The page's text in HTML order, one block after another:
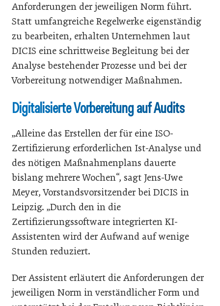
Anforderungen der jeweiligen Norm führt.
Statt umfangreiche Regelwerke eigenständig
zu bearbeiten, erhalten Unternehmen laut
DICIS eine schrittweise Begleitung bei der
Analyse bestehender Prozesse und bei der
Vorbereitung notwendiger Maßnahmen.
Digitalisierte Vorbereitung auf Audits
„Alleine das Erstellen der für eine ISO-
Zertifizierung erforderlichen Ist-Analyse und
des nötigen Maßnahmenplans dauerte
bislang mehrere Wochen“, sagt Jens-Uwe
Meyer, Vorstandsvorsitzender bei DICIS in
Leipzig. „Durch den in die
Zertifizierungssoftware integrierten KI-
Assistenten wird der Aufwand auf wenige
Stunden reduziert.
Der Assistent erläutert die Anforderungen der
jeweiligen Norm in verständlicher Form und